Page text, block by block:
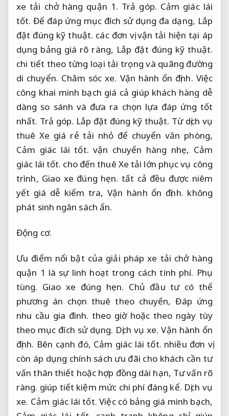
xe tải chở hàng quận 1. Trả góp. Cảm giác lái
tốt. Để đáp ứng mục đích sử dụng đa dạng, Lắp
đặt đúng kỹ thuật. các đơn vị vận tải hiện tại áp
dụng bảng giá rõ ràng, Lắp đặt đúng kỹ thuật.
chi tiết theo từng loại tải trọng và quãng đường
di chuyển. Chăm sóc xe. Vận hành ổn định. Việc
công khai minh bạch giá cả giúp khách hàng dễ
dàng so sánh và đưa ra chọn lựa đáp ứng tốt
nhất. Trả góp. Lắp đặt đúng kỹ thuật. Từ dịch vụ
thuê Xe giá rẻ tải nhỏ để chuyển văn phòng,
Cảm giác lái tốt. vận chuyển hàng nhẹ, Cảm
giác lái tốt. cho đến thuê Xe tải lớn phục vụ công
trình, Giao xe đúng hẹn. tất cả đều được niêm
yết giá dễ kiểm tra,Vận hành ổn định. không
phát sinh ngân sách ẩn.
Động cơ.
Ưu điểm nổi bật của giải pháp xe tải chở hàng
quận 1 là sự linh hoạt trong cách tính phí. Phụ
tùng. Giao xe đúng hẹn. Chủ đầu tư có thể
phương án chọn thuê theo chuyến,Đáp ứng
nhu cầu gia đình. theo giờ hoặc theo ngày tùy
theo mục đích sử dụng. Dịch vụ xe. Vận hành ổn
định. Bên cạnh đó, Cảm giác lái tốt. nhiều đơn vị
còn áp dụng chính sách ưu đãi cho khách cần tư
vấn thân thiết hoặc hợp đồng dài hạn, Tư vấn rõ
ràng. giúp tiết kiệm mức chi phí đáng kể. Dịch vụ
xe. Cảm giác lái tốt. Việc có bảng giá minh bạch,